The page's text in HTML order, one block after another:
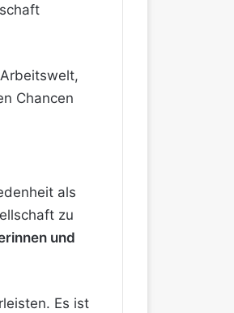
Chancen
als
zu
und
Es ist